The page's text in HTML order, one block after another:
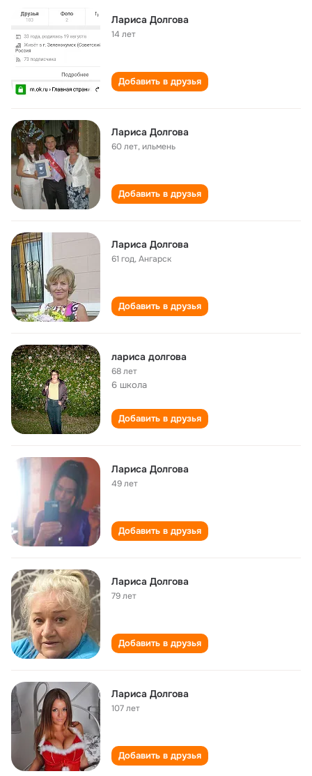
Лариса Долгова
14 лет
Добавить в друзья
Лариса Долгова
60 лет,ильмень
Добавить в друзья
Лариса Долгова
61 год,Ангарск
Добавить в друзья
лариса долгова
68 лет
6 школа
Добавить в друзья
Лариса Долгова
49 лет
Добавить в друзья
Лариса Долгова
79 лет
Добавить в друзья
Лариса Долгова
107 лет
Добавить в друзья